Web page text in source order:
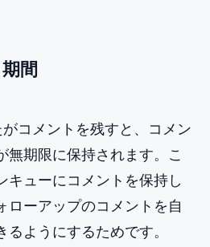
間
がコメントを残すと、コメン
無期限に保持されます。こ
キューにコメントを保持し
ローアップのコメントを自
ようにするためです。